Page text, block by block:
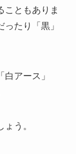
こともありま
たり「黒」
アース」
う。